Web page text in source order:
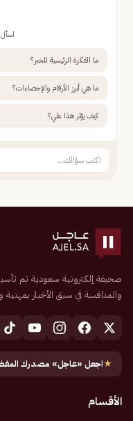
ما الفكرة الرئيسية للخبر؟
ما هي أبرز الأرقام والإحصاءات؟
كيف يؤثر هذا علي؟
والمنافسة في سبق الأخبار
★اجعل «عاجل» مصدرك
الأقسام